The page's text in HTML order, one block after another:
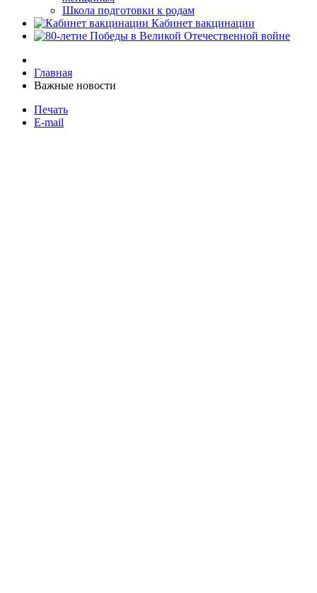
Школа подготовки к родам
Кабинет вакцинации
Главная
Важные новости
Печать
E-mail